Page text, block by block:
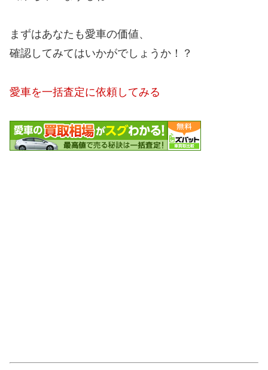
まずはあなたも愛車の価値、
確認してみてはいかがでしょうか！？
愛車を一括査定に依頼してみる